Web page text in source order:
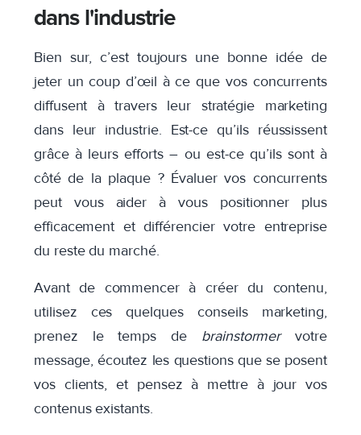
dans l'industrie
Bien sur, c’est toujours une bonne idée de
jeter un coup d’œil à ce que vos concurrents
diffusent à travers leur stratégie marketing
dans leur industrie. Est-ce qu’ils réussissent
grâce à leurs efforts – ou est-ce qu’ils sont à
côté de la plaque ? Évaluer vos concurrents
peut vous aider à vous positionner plus
efficacement et différencier votre entreprise
du reste du marché.
Avant de commencer à créer du contenu,
utilisez ces quelques conseils marketing,
prenez le temps de brainstormervotre
message, écoutez les questions que se posent
vos clients, et pensez à mettre à jour vos
contenus existants.